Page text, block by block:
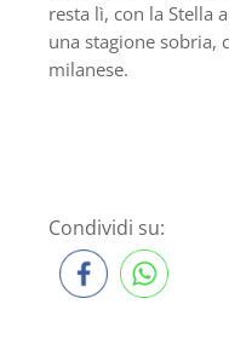
resta lì, con la Stella
una stagione sobria,
milanese.
Condividi su: